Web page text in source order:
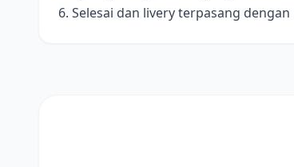
6. Selesai dan livery terpasang dengan